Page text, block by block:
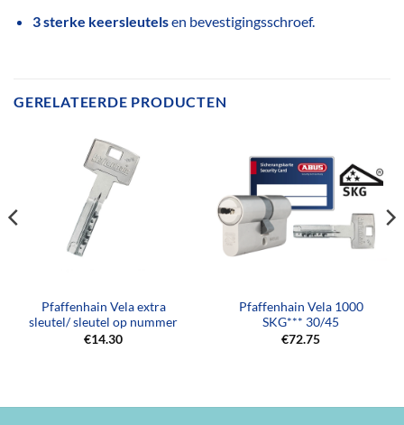
3sterke keersleutelsen bevestigingsschroef.
GERELATEERDE PRODUCTEN
Pfaffenhain Vela extra
sleutel/ sleutel op nummer
€14.30
Pfaffenhain Vela 1000
SKG*** 30/45
€72.75